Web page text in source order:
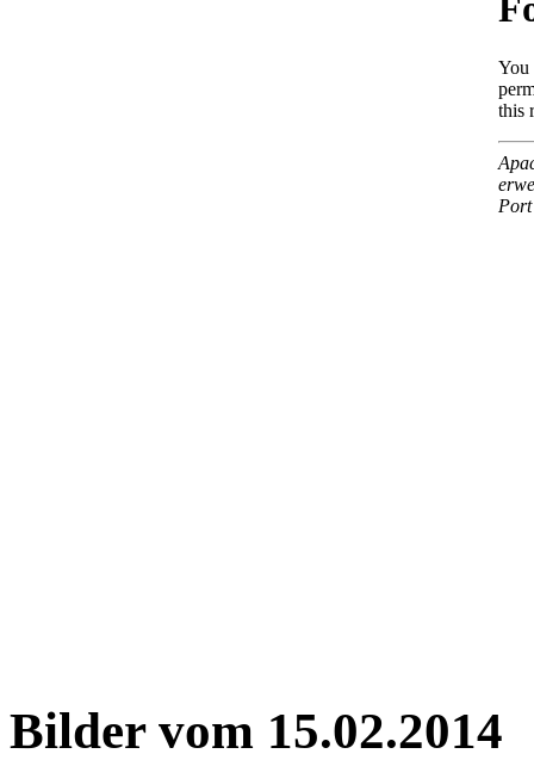
Bilder vom 15.02.2014